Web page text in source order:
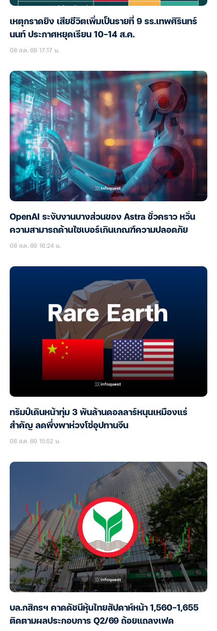
เหตุกราดยิง เสียชีวิตเพิ่มเป็นรายที่ 9 รร.เทพศิรินทร์
นนท์ ประกาศหยุดเรียน 10-14 ส.ค.
08 ส.ค. 69 17:17 น.
OpenAI ระงับงานบางส่วนของ Astra ชั่วคราว หวั่น
ความสามารถด้านไซเบอร์เกินเกณฑ์ความปลอดภัย
08 ส.ค. 69 16:24 น.
ทรัมป์เดินหน้าทุ่ม 3 พันล้านดอลลาร์หนุนเหมืองแร่
สำคัญ ลดพึ่งพาห่วงโซ่อุปทานจีน
08 ส.ค. 69 15:52 น.
บล.กสิกรฯ คาดดัชนีหุ้นไทยสัปดาห์หน้า 1,560-1,655
ติดตามผลประกอบการ Q2/69 ถ้อยแถลงเฟด